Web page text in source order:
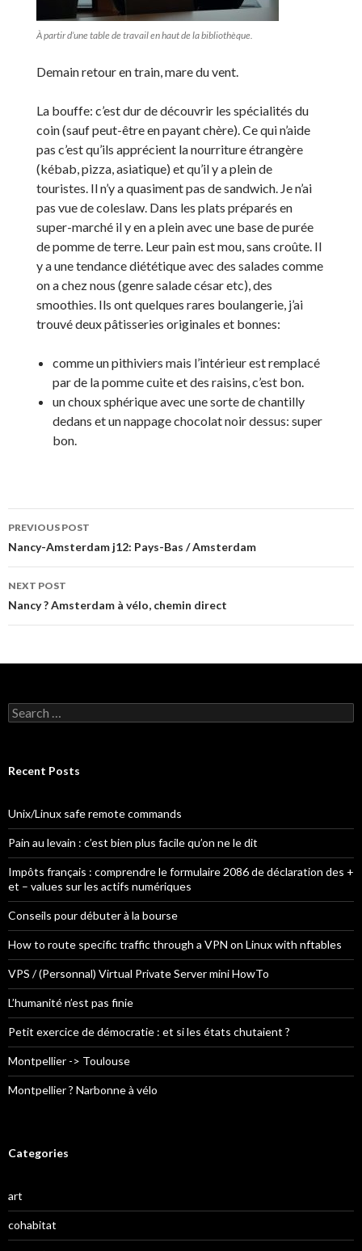
À partir d’une table de travail en haut de la bibliothèque.
Demain retour en train, mare du vent.
La bouffe: c’est dur de découvrir les spécialités du
coin (sauf peut-être en payant chère). Ce qui n’aide
pas c’est qu’ils apprécient la nourriture étrangère
(kébab, pizza, asiatique) et qu’il y a plein de
touristes. Il n’y a quasiment pas de sandwich. Je n’ai
pas vue de coleslaw. Dans les plats préparés en
super-marché il y en a plein avec une base de purée
de pomme de terre. Leur pain est mou, sans croûte. Il
y a une tendance diététique avec des salades comme
on a chez nous (genre salade césar etc), des
smoothies. Ils ont quelques rares boulangerie, j’ai
trouvé deux pâtisseries originales et bonnes:
comme un pithiviers mais l’intérieur est remplacé
par de la pomme cuite et des raisins, c’est bon.
un choux sphérique avec une sorte de chantilly
dedans et un nappage chocolat noir dessus: super
bon.
Post
navigation
PREVIOUS POST
Nancy-Amsterdam j12: Pays-Bas / Amsterdam
NEXT POST
Nancy ? Amsterdam à vélo, chemin direct
S
e
c
o
r
:
Recent Posts
Unix/Linux safe remote commands
Pain au levain : c’est bien plus facile qu’on ne le dit
Impôts français : comprendre le formulaire 2086 de déclaration des +
et – values sur les actifs numériques
Conseils pour débuter à la bourse
How to route specific traffic through a VPN on Linux with nftables
VPS / (Personnal) Virtual Private Server mini HowTo
L’humanité n’est pas finie
Petit exercice de démocratie : et si les états chutaient ?
Montpellier -> Toulouse
Montpellier ? Narbonne à vélo
Categories
art
cohabitat